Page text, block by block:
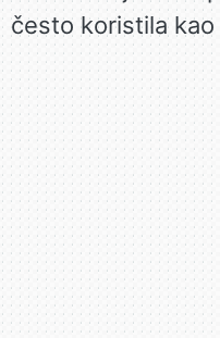
često koristila kao